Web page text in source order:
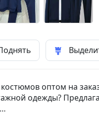
оптом на
одежды?